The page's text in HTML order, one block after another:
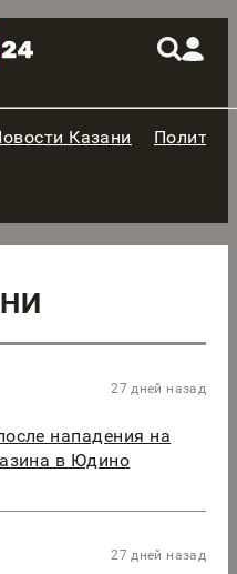
Казани
27 дней назад
нападения на
в Юдино
27 дней назад